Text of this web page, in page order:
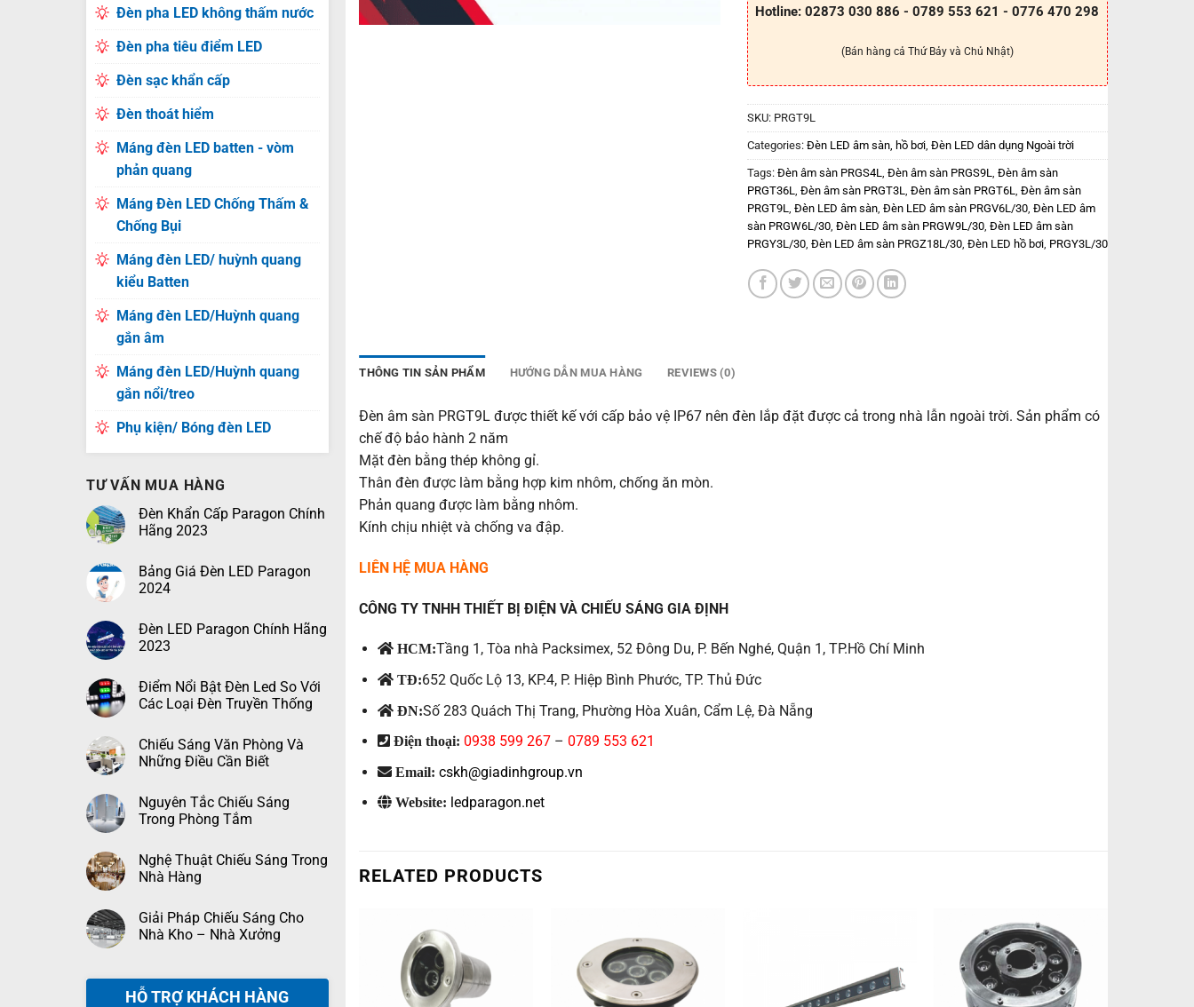
Đèn pha LED không thấm nước
Đèn pha tiêu điểm LED
Đèn sạc khẩn cấp
Đèn thoát hiểm
Máng đèn LED batten - vòm
phản quang
Máng Đèn LED Chống Thấm &
Chống Bụi
Máng đèn LED/ huỳnh quang
kiểu Batten
Máng đèn LED/Huỳnh quang
gắn âm
Máng đèn LED/Huỳnh quang
gắn nổi/treo
Phụ kiện/ Bóng đèn LED
TƯ VẤN MUA HÀNG
Đèn Khẩn Cấp Paragon Chính
Hãng 2023
Bảng Giá Đèn LED Paragon
2024
Đèn LED Paragon Chính Hãng
2023
Điểm Nổi Bật Đèn Led So Với
Các Loại Đèn Truyền Thống
Chiếu Sáng Văn Phòng Và
Những Điều Cần Biết
Nguyên Tắc Chiếu Sáng
Trong Phòng Tắm
Nghệ Thuật Chiếu Sáng Trong
Nhà Hàng
Giải Pháp Chiếu Sáng Cho
Nhà Kho – Nhà Xưởng
HỖ TRỢ KHÁCH HÀNG
Hotline: 02873 030 886 - 0789 553 621 - 0776 470 298
(Bán hàng cả Thứ Bảy và Chủ Nhật)
SKU: PRGT9L
Categories: Đèn LED âm sàn, hồ bơi, Đèn LED dân dụng Ngoài trời
Tags: Đèn âm sàn PRGS4L, Đèn âm sàn PRGS9L, Đèn âm sàn
PRGT36L, Đèn âm sàn PRGT3L, Đèn âm sàn PRGT6L, Đèn âm sàn
PRGT9L, Đèn LED âm sàn, Đèn LED âm sàn PRGV6L/30, Đèn LED âm
sàn PRGW6L/30, Đèn LED âm sàn PRGW9L/30, Đèn LED âm sàn
PRGY3L/30, Đèn LED âm sàn PRGZ18L/30, Đèn LED hồ bơi, PRGY3L/30
THÔNG TIN SẢN PHẨM HƯỚNG DẪN MUA HÀNG REVIEWS (0)
Đèn âm sàn PRGT9L được thiết kế với cấp bảo vệ IP67 nên đèn lắp đặt được cả trong nhà lẫn ngoài trời. Sản phẩm có
chế độ bảo hành 2 năm
Mặt đèn bằng thép không gỉ.
Thân đèn được làm bằng hợp kim nhôm, chống ăn mòn.
Phản quang được làm bằng nhôm.
Kính chịu nhiệt và chống va đập.
LIÊN HỆ MUA HÀNG
CÔNG TY TNHH THIẾT BỊ ĐIỆN VÀ CHIẾU SÁNG GIA ĐỊNH
HCM:Tầng 1, Tòa nhà Packsimex, 52 Đông Du, P. Bến Nghé, Quận 1, TP.Hồ Chí Minh
TĐ:652 Quốc Lộ 13, KP.4, P. Hiệp Bình Phước, TP. Thủ Đức
ĐN:Số 283 Quách Thị Trang, Phường Hòa Xuân, Cẩm Lệ, Đà Nẵng
Điện thoại: 0938 599 267 –0789 553 621
Email: cskh@giadinhgroup.vn
Website: ledparagon.net
RELATED PRODUCTS